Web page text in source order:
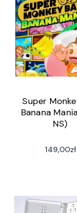
Super
Banana
NS)
149,00zł